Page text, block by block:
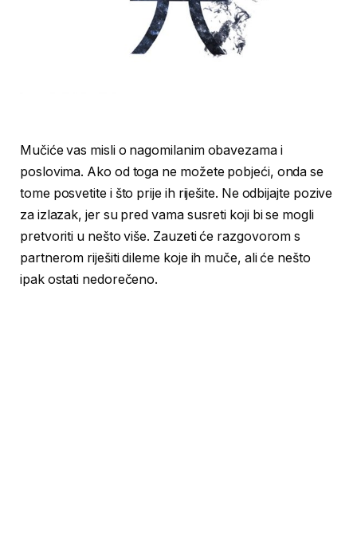
Mučiće vas misli o nagomilanim obavezama i
poslovima. Ako od toga ne možete pobjeći, onda se
tome posvetite i što prije ih riješite. Ne odbijajte pozive
za izlazak, jer su pred vama susreti koji bi se mogli
pretvoriti u nešto više. Zauzeti će razgovorom s
partnerom riješiti dileme koje ih muče, ali će nešto
ipak ostati nedorečeno.